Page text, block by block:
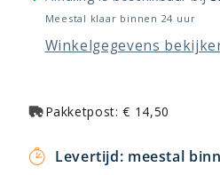
Meestal klaar binnen 24 uur
Winkelgegevens
Pakketpost: € 14,50
Levertijd: meestal